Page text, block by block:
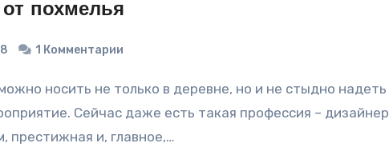
похмелья
1 Комментарии
Сейчас даже есть такая профессия – дизайнер
престижная и, главное,…